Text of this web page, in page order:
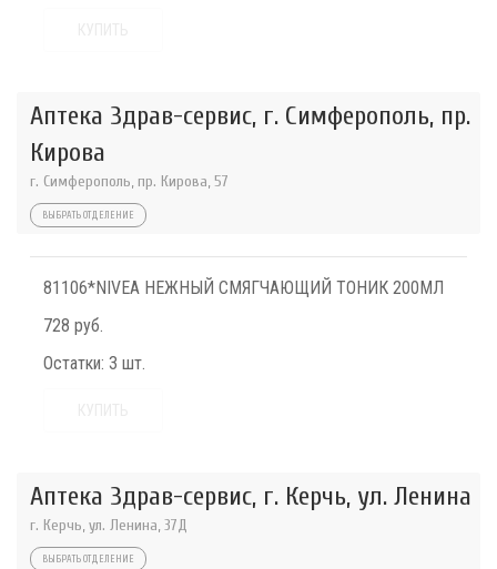
Аптека Здрав-сервис, г. Симферополь, пр.
Кирова
г. Симферополь, пр. Кирова, 57
ВЫБРАТЬ ОТДЕЛЕНИЕ
81106*NIVEA НЕЖНЫЙ СМЯГЧАЮЩИЙ ТОНИК 200МЛ
728 руб.
Остатки: 3 шт.
Аптека Здрав-сервис, г. Керчь, ул. Ленина
г. Керчь, ул. Ленина, 37Д
ВЫБРАТЬ ОТДЕЛЕНИЕ